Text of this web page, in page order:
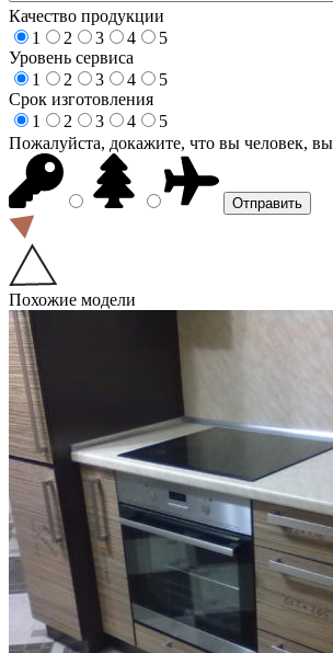
Качество продукции
1
2 3 4
5
Уровень сервиса
1
2 3 4
5
Срок изготовления
1
2 3 4
5
Пожалуйста, докажите, что вы человек,
Похожие модели